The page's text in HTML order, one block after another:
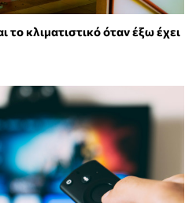
το κλιματιστικό όταν έξω έχει